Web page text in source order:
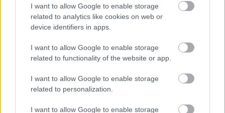
I want to allow Google to enable storage
related to analytics like cookies on web or
device identifiers in apps.
I want to allow Google to enable storage
related to functionality of the website or app.
I want to allow Google to enable storage
related to personalization.
I want to allow Google to enable storage
Hírlevél feliratkozás
Adja meg keresztnevét:
Megismertem és elfogadom a GDPR-szabályzat ot
Nem szeretne lemaradni semmiről? Csak egy kattintás, és hírlevelünk a
legfrissebb információkkal és exkluzív tartalmakkal hétről hétre